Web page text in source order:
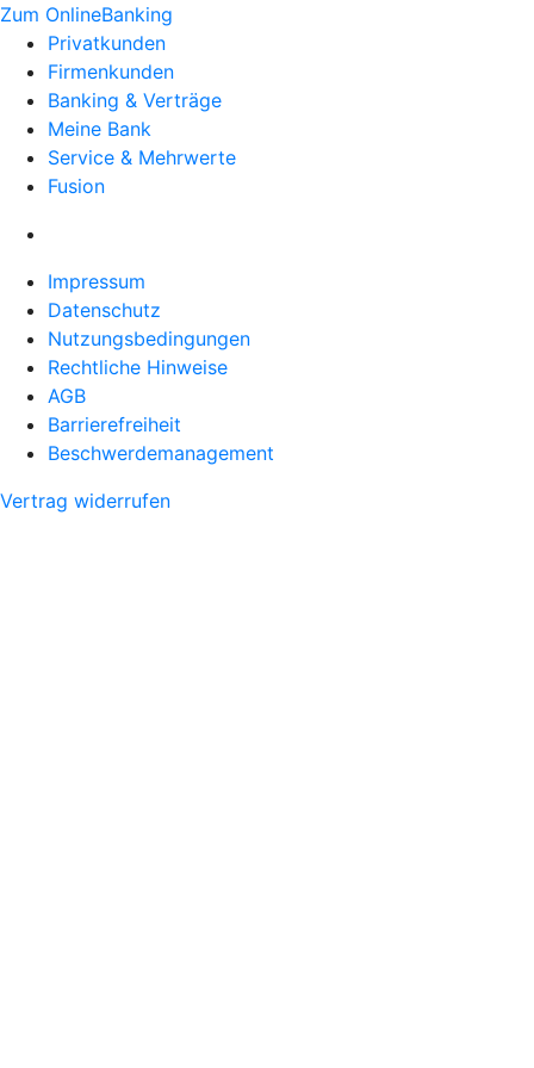
Zum OnlineBanking
Privatkunden
Firmenkunden
Banking & Verträge
Meine Bank
Service & Mehrwerte
Fusion
Impressum
Datenschutz
Nutzungsbedingungen
Rechtliche Hinweise
AGB
Barrierefreiheit
Beschwerdemanagement
Vertrag widerrufen